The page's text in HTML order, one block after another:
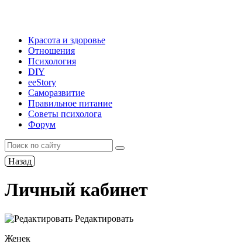
Красота и здоровье
Отношения
Психология
DIY
ееStory
Саморазвитие
Правильное питание
Советы психолога
Форум
Назад
Личный кабинет
Редактировать
Женек